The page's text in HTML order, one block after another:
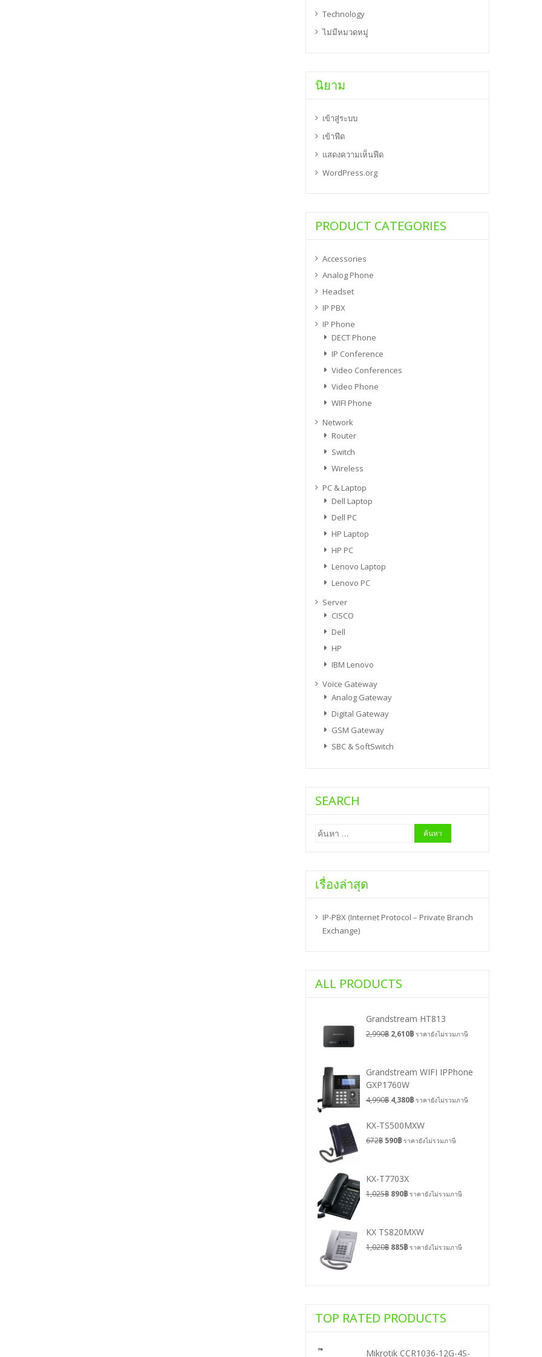
Technology
ไม่มีหมวดหมู่
นิยาม
เข้าสู่ระบบ
เข้าฟีด
แสดงความเห็นฟีด
WordPress.org
PRODUCT CATEGORIES
Accessories
Analog Phone
Headset
IP PBX
IP Phone
DECT Phone
IP Conference
Video Conferences
Video Phone
WIFI Phone
Network
Router
Switch
Wireless
PC & Laptop
Dell Laptop
Dell PC
HP Laptop
HP PC
Lenovo Laptop
Lenovo PC
Server
CISCO
Dell
HP
IBM Lenovo
Voice Gateway
Analog Gateway
Digital Gateway
GSM Gateway
SBC & SoftSwitch
SEARCH
ค้นหา
สำหรับ:
เรื่องล่าสุด
IP-PBX (Internet Protocol – Private Branch
Exchange)
ALL PRODUCTS
Grandstream HT813
2,990฿ 2,610฿ ราคายังไม่รวมภาษี
Grandstream WIFI IPPhone
GXP1760W
4,990฿ 4,380฿ ราคายังไม่รวมภาษี
KX-TS500MXW
672฿ 590฿ ราคายังไม่รวมภาษี
KX-T7703X
1,025฿ 890฿ ราคายังไม่รวมภาษี
KX TS820MXW
1,020฿ 885฿ ราคายังไม่รวมภาษี
TOP RATED PRODUCTS
Mikrotik CCR1036-12G-4S-